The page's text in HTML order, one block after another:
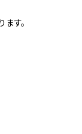
す。